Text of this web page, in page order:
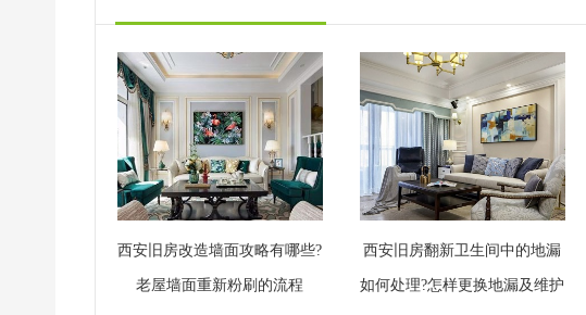
西安旧房改造墙面攻略有哪些?
老屋墙面重新粉刷的流程
西安旧房翻新卫生间中的地漏
如何处理?怎样更换地漏及维护